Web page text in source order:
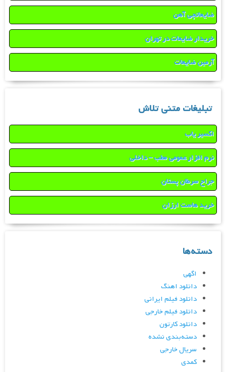
ضایعاتچی آهن
خریدار ضایعات در تهران
آرمین ضایعات
تبلیغات متنی تلاش
اکسیر یاب
نرم افزار عمومی مطب – داخلی
جراح سرطان پستان
خرید هاست ارزان
دسته‌ها
اگهی
دانلود اهنگ
دانلود فیلم ایرانی
دانلود فیلم خارجی
دانلود کارتون
دسته‌بندی نشده
سریال خارجی
کمدی